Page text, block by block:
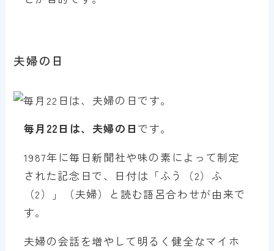
夫婦の日
毎月22日は、夫婦の日 です。
1987年に毎日新聞社や味の素によって制定
された記念日で、日付は「ふう（2）ふ
（2）」（夫婦）と読む語呂合わせが由来で
す。
夫婦の会話を増やして明るく健全なマイホ